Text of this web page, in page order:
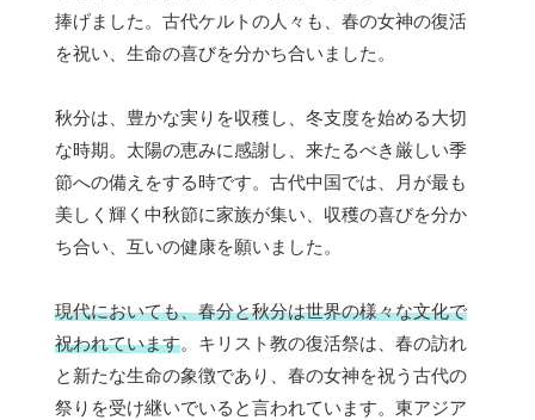
捧げました。古代ケルトの人々も、春の女神の復活
を祝い、生命の喜びを分かち合いました。
秋分は、豊かな実りを収穫し、冬支度を始める大切
な時期。太陽の恵みに感謝し、来たるべき厳しい季
節への備えをする時です。古代中国では、月が最も
美しく輝く中秋節に家族が集い、収穫の喜びを分か
ち合い、互いの健康を願いました。
現代においても、春分と秋分は世界の様々な文化で
祝われています。キリスト教の復活祭は、春の訪れ
と新たな生命の象徴であり、春の女神を祝う古代の
祭りを受け継いでいると言われています。東アジア